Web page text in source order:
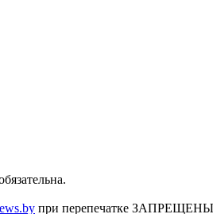
при перепечатке